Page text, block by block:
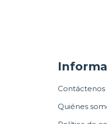
Contáctenos
Quiénes